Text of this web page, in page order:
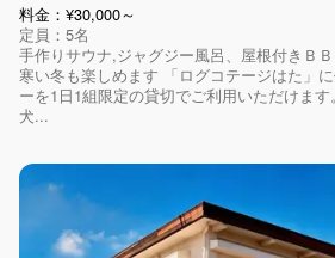
料金：¥30,000～
定員：5名
手作りサウナ,ジャグジー風呂、屋根付きＢ
寒い冬も楽しめます 「ログコテージはた」
ーを1日1組限定の貸切でご利用いただけま
犬...